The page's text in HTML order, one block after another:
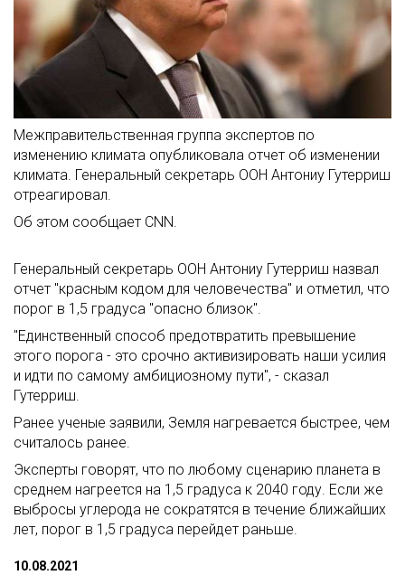
Межправительственная группа экспертов по
изменению климата опубликовала отчет об изменении
климата. Генеральный секретарь ООН Антониу Гутерриш
отреагировал.
Об этом сообщает CNN.
Генеральный секретарь ООН Антониу Гутерриш назвал
отчет "красным кодом для человечества" и отметил, что
порог в 1,5 градуса "опасно близок".
"Единственный способ предотвратить превышение
этого порога - это срочно активизировать наши усилия
и идти по самому амбициозному пути", - сказал
Гутерриш.
Ранее ученые заявили, Земля нагревается быстрее, чем
считалось ранее.
Эксперты говорят, что по любому сценарию планета в
среднем нагреется на 1,5 градуса к 2040 году. Если же
выбросы углерода не сократятся в течение ближайших
лет, порог в 1,5 градуса перейдет раньше.
10.08.2021